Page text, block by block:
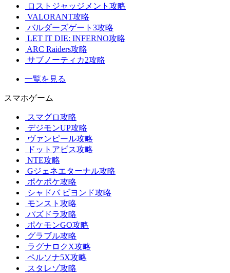
ロストジャッジメント攻略
VALORANT攻略
バルダーズゲート3攻略
LET IT DIE: INFERNO攻略
ARC Raiders攻略
サブノーティカ2攻略
一覧を見る
スマホゲーム
スマグロ攻略
デジモンUP攻略
ヴァンピール攻略
ドットアビス攻略
NTE攻略
Gジェネエターナル攻略
ポケポケ攻略
シャドバ ビヨンド攻略
モンスト攻略
パズドラ攻略
ポケモンGO攻略
グラブル攻略
ラグナロクX攻略
ペルソナ5X攻略
スタレゾ攻略